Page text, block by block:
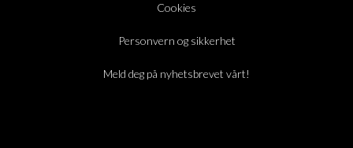
Cookies
Personvern og sikkerhet
Meld deg på nyhetsbrevet vårt!